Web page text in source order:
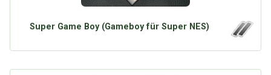
Mit Email Twitter Facebook
Super Game Boy (Gameboy für Super NES)